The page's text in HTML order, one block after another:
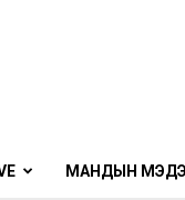
МАНДЫН